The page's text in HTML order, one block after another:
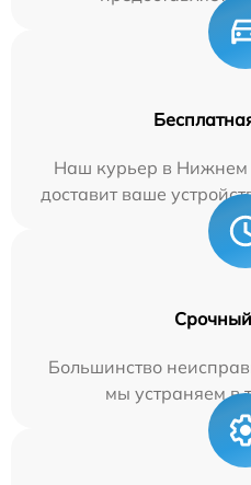
Наш курьер в Нижнем
доставит ваше
Большинство
мы устраняем в